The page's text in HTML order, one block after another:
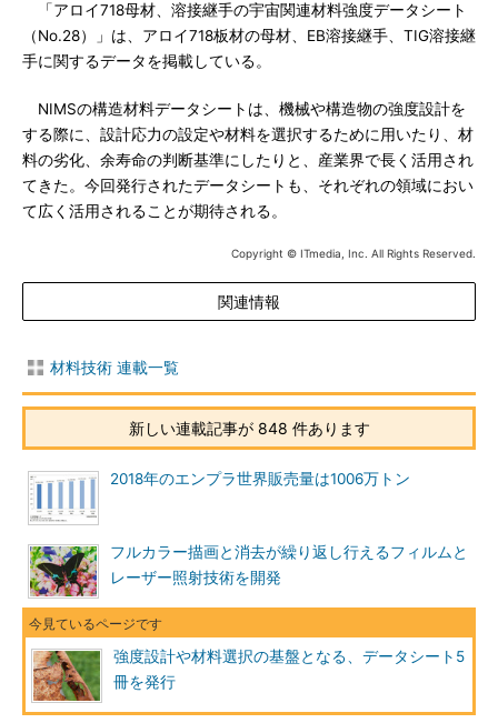
「アロイ718母材、溶接継手の宇宙関連材料強度データシート
（No.28）」は、アロイ718板材の母材、EB溶接継手、TIG溶接継
手に関するデータを掲載している。
NIMSの構造材料データシートは、機械や構造物の強度設計を
する際に、設計応力の設定や材料を選択するために用いたり、材
料の劣化、余寿命の判断基準にしたりと、産業界で長く活用され
てきた。今回発行されたデータシートも、それぞれの領域におい
て広く活用されることが期待される。
Copyright © ITmedia, Inc. All Rights Reserved.
関連情報
材料技術 連載一覧
新しい連載記事が 848 件あります
2018年のエンプラ世界販売量は1006万トン
フルカラー描画と消去が繰り返し行えるフィルムと
レーザー照射技術を開発
強度設計や材料選択の基盤となる、データシート5
冊を発行